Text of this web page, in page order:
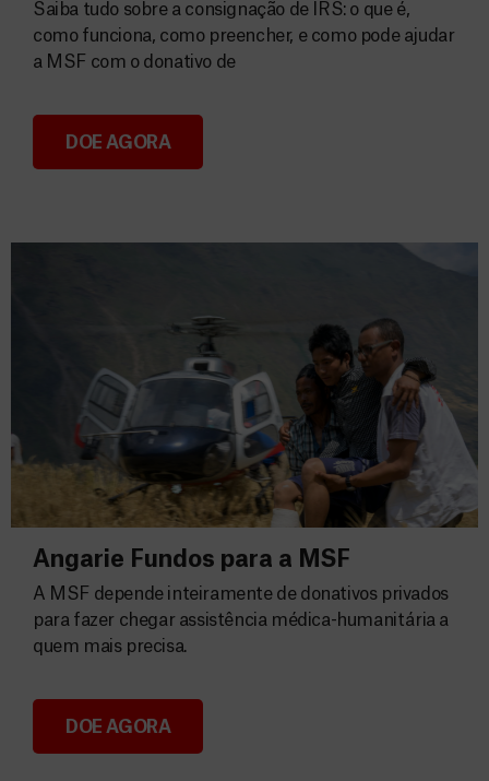
Consignação do IRS 2026
Saiba tudo sobre a consignação de IRS: o que é,
como funciona, como preencher, e como pode ajudar
a MSF com o donativo de
DOE AGORA
Angarie Fundos para a MSF
Angarie Fundos para a MSF
A MSF depende inteiramente de donativos privados
para fazer chegar assistência médica-humanitária a
quem mais precisa.
DOE AGORA